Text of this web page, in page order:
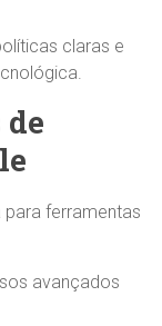
claras e
ferramentas
avançados